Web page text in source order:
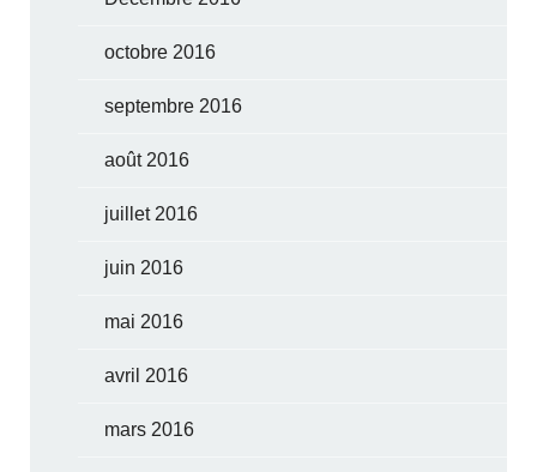
octobre 2016
septembre 2016
août 2016
juillet 2016
juin 2016
mai 2016
avril 2016
mars 2016